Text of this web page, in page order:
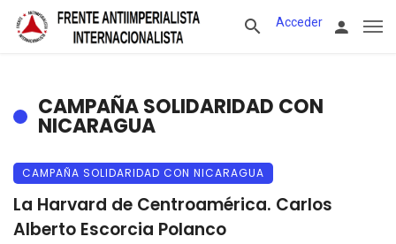
Acceder
CAMPAÑA SOLIDARIDAD CON
NICARAGUA
CAMPAÑA SOLIDARIDAD CON NICARAGUA
La Harvard de Centroamérica. Carlos
Alberto Escorcia Polanco